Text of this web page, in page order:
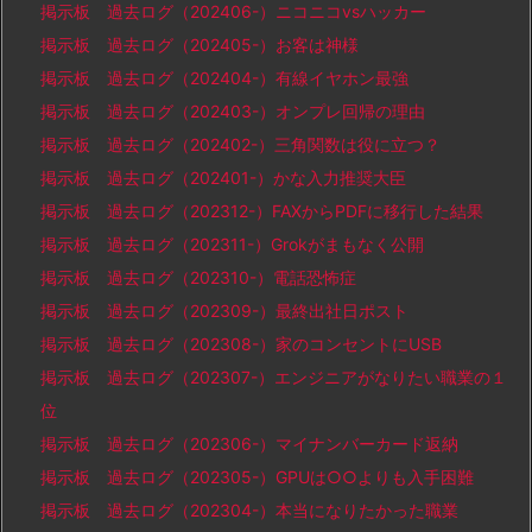
掲示板 過去ログ（202406-）ニコニコvsハッカー
掲示板 過去ログ（202405-）お客は神様
掲示板 過去ログ（202404-）有線イヤホン最強
掲示板 過去ログ（202403-）オンプレ回帰の理由
掲示板 過去ログ（202402-）三角関数は役に立つ？
掲示板 過去ログ（202401-）かな入力推奨大臣
掲示板 過去ログ（202312-）FAXからPDFに移行した結果
掲示板 過去ログ（202311-）Grokがまもなく公開
掲示板 過去ログ（202310-）電話恐怖症
掲示板 過去ログ（202309-）最終出社日ポスト
掲示板 過去ログ（202308-）家のコンセントにUSB
掲示板 過去ログ（202307-）エンジニアがなりたい職業の１
位
掲示板 過去ログ（202306-）マイナンバーカード返納
掲示板 過去ログ（202305-）GPUは○○よりも入手困難
掲示板 過去ログ（202304-）本当になりたかった職業